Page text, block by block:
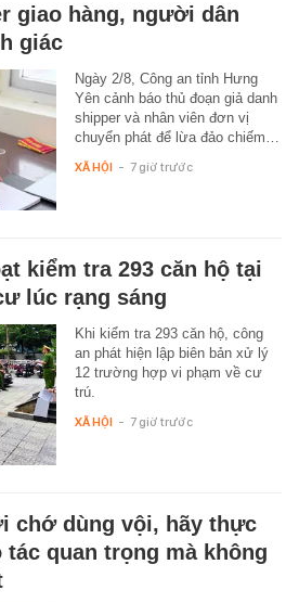
giao hàng, người dân
giác
Ngày 2/8, Công an tỉnh Hưng
Yên cảnh báo thủ đoạn giả danh
shipper và nhân viên đơn vị
chuyển phát để lừa đảo chiếm…
XÃ HỘI - 7 giờ trước
kiểm tra 293 căn hộ tại
lúc rạng sáng
Khi kiểm tra 293 căn hộ, công
an phát hiện lập biên bản xử lý
12 trường hợp vi phạm về cư
trú.
XÃ HỘI - 7 giờ trước
chớ dùng vội, hãy thực
tác quan trọng mà không